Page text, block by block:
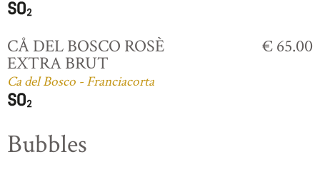
CÅ DEL BOSCO ROSÈ
EXTRA BRUT
Ca del Bosco - Franciacorta
€ 65.00
Bubbles